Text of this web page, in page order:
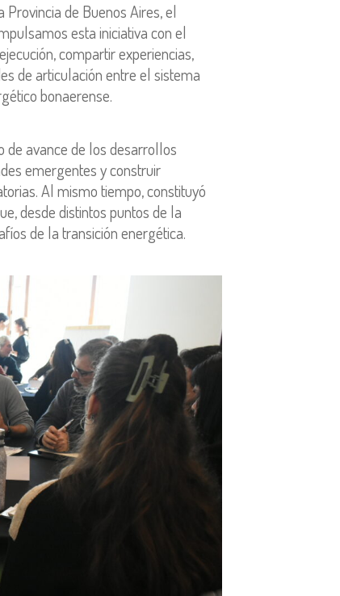
Provincia de Buenos Aires, el
esta iniciativa con el
compartir experiencias,
de articulación entre el sistema
bonaerense.
de avance de los desarrollos
emergentes y construir
Al mismo tiempo, constituyó
desde distintos puntos de la
de la transición energética.